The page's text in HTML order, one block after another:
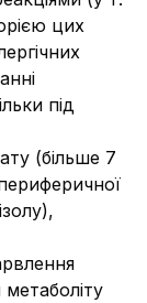
цих
під
(більше 7